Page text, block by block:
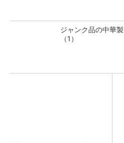
ジャンク品の中華
（1）